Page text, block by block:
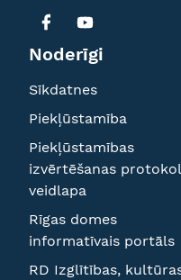
Noderīgi
Sīkdatnes
Piekļūstamība
Piekļūstamības
izvērtēšanas
veidlapa
Rīgas domes
informatīvais portāls
RD Izglītības,